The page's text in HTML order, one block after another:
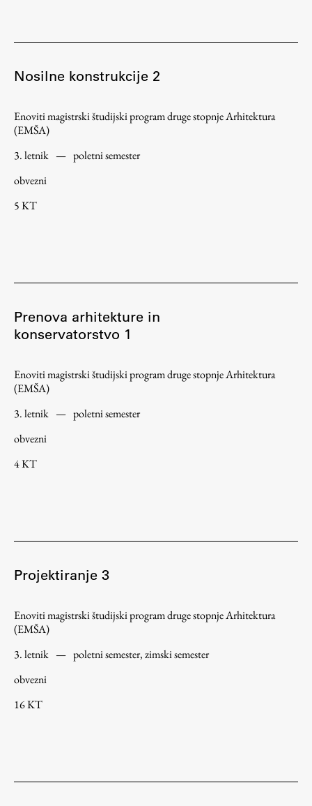
Nosilne konstrukcije 2
Enoviti magistrski študijski program druge stopnje Arhitektura
(EMŠA)
3. letnik — poletni semester
obvezni
5 KT
Prenova arhitekture in
konservatorstvo 1
Enoviti magistrski študijski program druge stopnje Arhitektura
(EMŠA)
3. letnik — poletni semester
obvezni
4 KT
Projektiranje 3
Enoviti magistrski študijski program druge stopnje Arhitektura
(EMŠA)
3. letnik — poletni semester, zimski semester
obvezni
16 KT